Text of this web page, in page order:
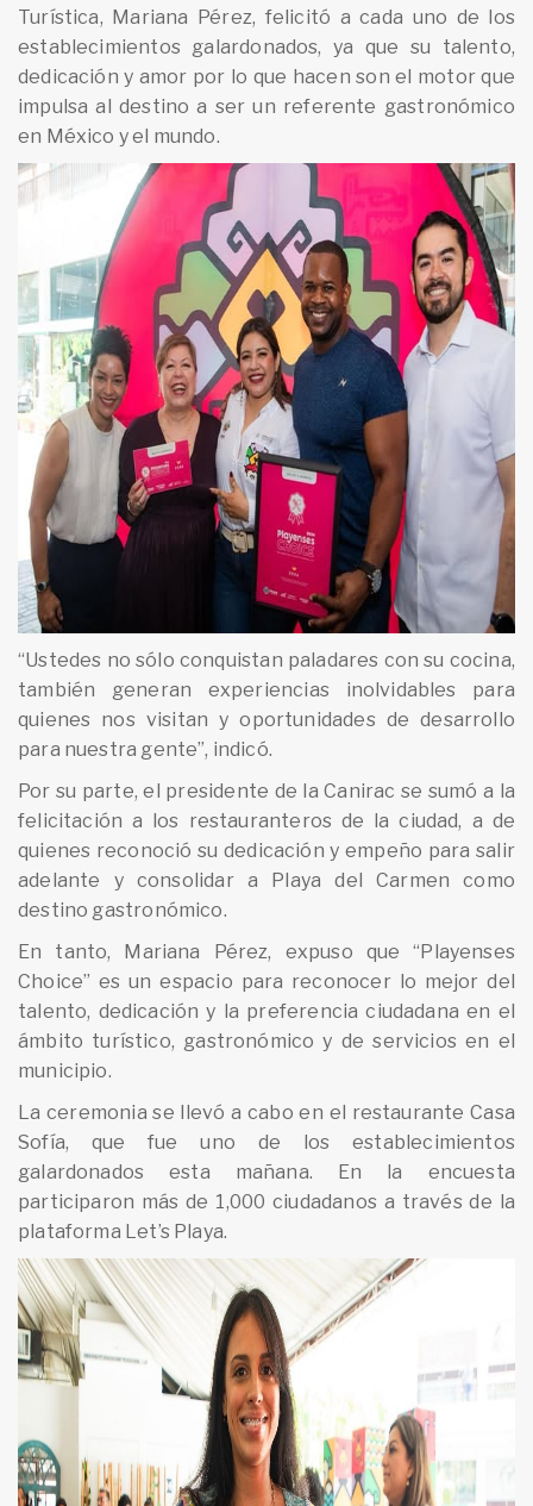
Turística, Mariana Pérez, felicitó a cada uno de los
establecimientos galardonados, ya que su talento,
dedicación y amor por lo que hacen son el motor que
impulsa al destino a ser un referente gastronómico
en México y el mundo.
“Ustedes no sólo conquistan paladares con su cocina,
también generan experiencias inolvidables para
quienes nos visitan y oportunidades de desarrollo
para nuestra gente”, indicó.
Por su parte, el presidente de la Canirac se sumó a la
felicitación a los restauranteros de la ciudad, a de
quienes reconoció su dedicación y empeño para salir
adelante y consolidar a Playa del Carmen como
destino gastronómico.
En tanto, Mariana Pérez, expuso que “Playenses
Choice” es un espacio para reconocer lo mejor del
talento, dedicación y la preferencia ciudadana en el
ámbito turístico, gastronómico y de servicios en el
municipio.
La ceremonia se llevó a cabo en el restaurante Casa
Sofía, que fue uno de los establecimientos
galardonados esta mañana. En la encuesta
participaron más de 1,000 ciudadanos a través de la
plataforma Let’s Playa.